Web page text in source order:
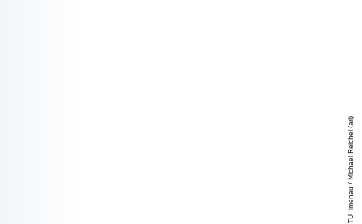
TU Ilmenau / Michael Reichel (ari)